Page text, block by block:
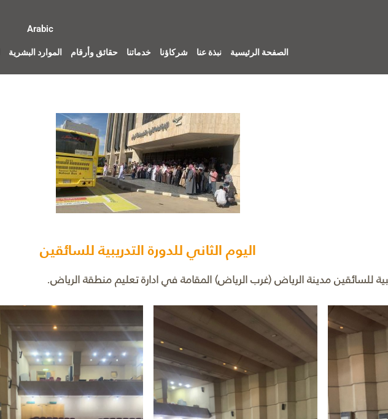
Arabic
الصفحة الرئيسية نبذة عنا شركاؤنا خدماتنا حقائق وأرقام الموارد البشرية
اليوم الثاني للدورة التدريبية للسائقين
للسائقين مدينة الرياض (غرب الرياض) المقامة في ادارة تعليم منطقة الرياض.